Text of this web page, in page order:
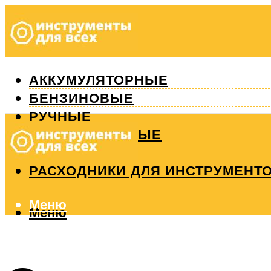
АККУМУЛЯТОРНЫЕ
БЕНЗИНОВЫЕ
РУЧНЫЕ
ИЗМЕРИТЕЛЬНЫЕ
РЕМОНТ
РАСХОДНИКИ ДЛЯ
Меню
Меню